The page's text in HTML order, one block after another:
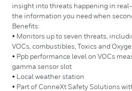
insight into threats happening in
the information you need when
Benefits:
• Monitors up to seven threats,
VOCs, combustibles, Toxics and
• Ppb performance level on VOCs
gamma sensor slot
• Local weather station
• Part of ConneXt Safety Solutions